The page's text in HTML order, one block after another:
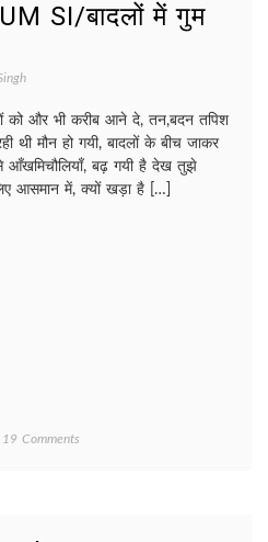
SI/बादलों में गुम
को और भी करीब आने दे, तन,बदन तपिश
थी मौन हो गयी, बादलों के बीच जाकर
आँखमिचौलियाँ, बढ़ गयी है देख तुझे
आसमान में, क्यों खड़ा है […]
19 Comments